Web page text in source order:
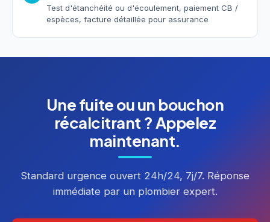
Test d'étanchéité ou d'écoulement, paiement CB /
espèces, facture détaillée pour assurance
Une fuite ou un bouchon
récalcitrant ? Appelez
maintenant.
Standard urgence ouvert 24h/24, 7j/7. Réponse
immédiate par un plombier expert.